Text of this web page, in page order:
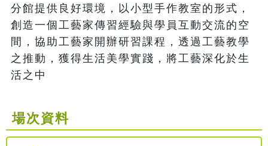
分館提供良好環境，以小型手作教室的形式，
創造一個工藝家傳習經驗與學員互動交流的空
間，協助工藝家開辦研習課程，透過工藝教學
之推動，獲得生活美學實踐，將工藝深化於生
活之中
場次資料